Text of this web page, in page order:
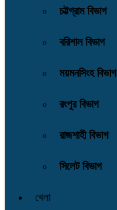
চট্টগ্রাম বিভাগ
বরিশাল বিভাগ
ময়মনসিংহ বিভাগ
রংপুর বিভাগ
রাজশাহী বিভাগ
সিলেট বিভাগ
খেলা